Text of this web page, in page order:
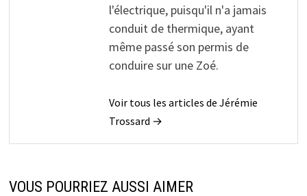
l'électrique, puisqu'il n'a jamais
conduit de thermique, ayant
même passé son permis de
conduire sur une Zoé.
Voir tous les articles de Jérémie
Trossard →
VOUS POURRIEZ AUSSI AIMER